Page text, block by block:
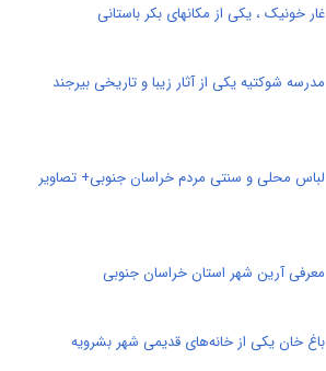
غار خونیک ، يكی از مكانهای بكر باستانی
مدرسه شوکتیه یکی از آثار زیبا و تاریخی بیرجند
لباس محلی و سنتی مردم خراسان جنوبی+ تصاویر
معرفی آرین شهر استان خراسان جنوبی
باغ خان يکی از خانه‌های قديمی شهر بشرويه